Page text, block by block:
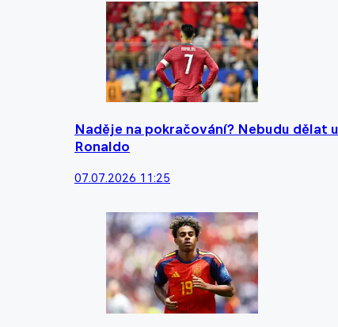
Naděje na pokračování? Nebudu dělat
Ronaldo
07.07.2026 11:25